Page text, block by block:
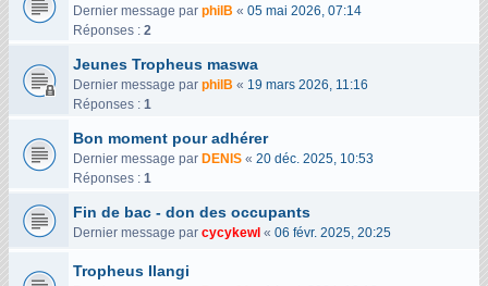
Dernier message par philB « 05 mai 2026, 07:14
Réponses : 2
Jeunes Tropheus maswa
Dernier message par philB « 19 mars 2026, 11:16
Réponses : 1
Bon moment pour adhérer
Dernier message par DENIS « 20 déc. 2025, 10:53
Réponses : 1
Fin de bac - don des occupants
Dernier message par cycykewl « 06 févr. 2025, 20:25
Tropheus Ilangi